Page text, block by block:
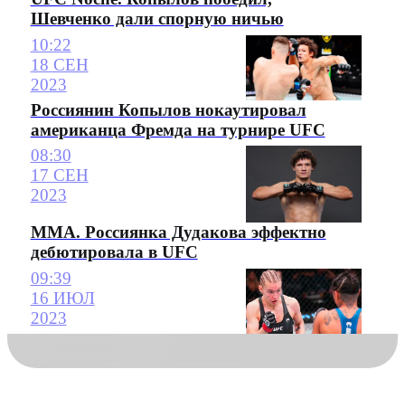
Шевченко дали спорную ничью
10:22
18 СЕН
2023
Россиянин Копылов нокаутировал
американца Фремда на турнире UFC
08:30
17 СЕН
2023
ММА. Россиянка Дудакова эффектно
дебютировала в UFC
09:39
16 ИЮЛ
2023